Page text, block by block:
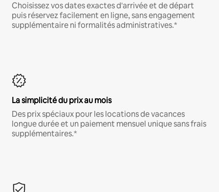
Choisissez vos dates exactes d'arrivée et de départ
puis réservez facilement en ligne, sans engagement
supplémentaire ni formalités administratives.*
La simplicité du prix au mois
Des prix spéciaux pour les locations de vacances
longue durée et un paiement mensuel unique sans frais
supplémentaires.*